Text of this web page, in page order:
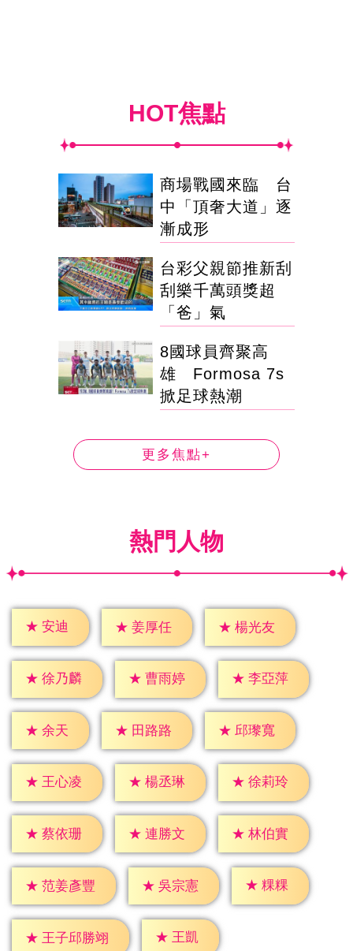
HOT焦點
商場戰國來臨 台
中「頂奢大道」逐
漸成形
台彩父親節推新刮
刮樂千萬頭獎超
「爸」氣
8國球員齊聚高
雄 Formosa 7s
掀足球熱潮
更多焦點+
熱門人物
★ 安迪 ★ 姜厚任 ★ 楊光友
★ 徐乃麟 ★ 曹雨婷 ★ 李亞萍
★ 余天 ★ 田路路 ★ 邱瓈寬
★ 王心凌 ★ 楊丞琳 ★ 徐莉玲
★ 蔡依珊 ★ 連勝文 ★ 林伯實
★ 范姜彥豐 ★ 吳宗憲 ★ 粿粿
★ 王子邱勝翊 ★ 王凱